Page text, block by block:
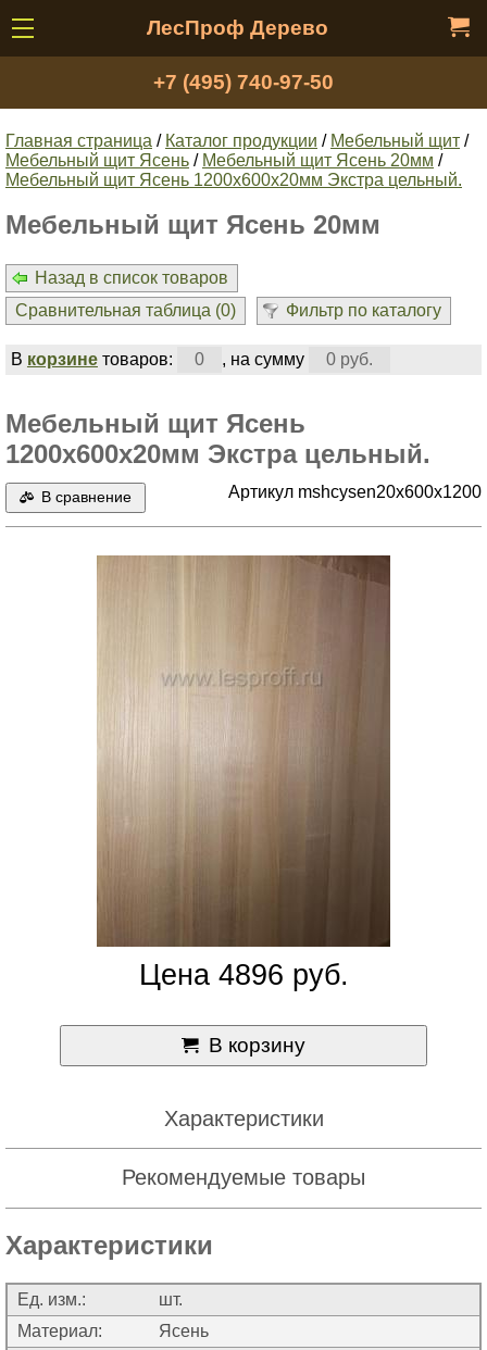
ЛесПроф Дерево
+7 (495) 740-97-50
Главная страница / Каталог продукции / Мебельный щит /
Мебельный щит Ясень / Мебельный щит Ясень 20мм /
Мебельный щит Ясень 1200х600х20мм Экстра цельный.
Мебельный щит Ясень 20мм
Назад в список товаров
Сравнительная таблица (0) Фильтр по каталогу
В корзинетоваров: 0 , на сумму 0 руб.
Мебельный щит Ясень
1200х600х20мм Экстра цельный.
В сравнение Артикул mshcysen20x600x1200
Цена 4896 руб.
В корзину
Характеристики
Рекомендуемые товары
Характеристики
Ед. изм.:
шт.
Материал:
Ясень